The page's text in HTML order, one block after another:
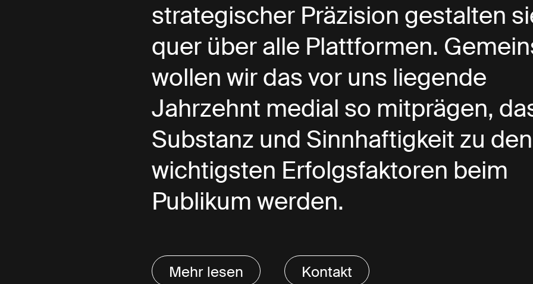
strategischer Präzision gestalten
quer über alle Plattformen.
wollen wir das vor uns liegende
Jahrzehnt medial so mitprägen,
Substanz und Sinnhaftigkeit zu den
wichtigsten Erfolgsfaktoren beim
Publikum werden.
Mehr lesen Kontakt